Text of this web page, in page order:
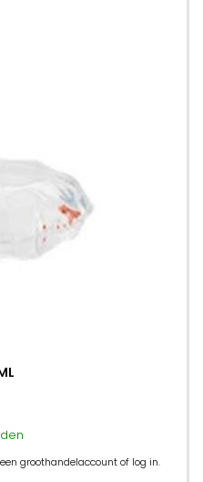
groothandelaccount of log in.